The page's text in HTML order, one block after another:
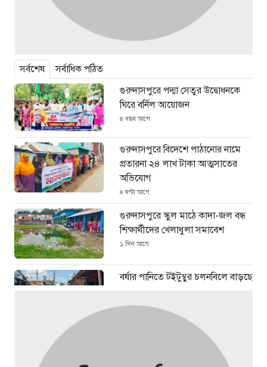
সর্বশেষ
সর্বাধিক পঠিত
গুরুদাসপুরে পদ্মা সেতুর উদ্বোধনকে
ঘিরে বর্নিল আয়োজন
৪ বছর আগে
গুরুদাসপুরে বিদেশে পাঠানোর নামে
প্রতারনা ২৪ লাখ টাকা আত্মসাতের
অভিযোগ
৪ ঘণ্টা আগে
গুরুদাসপুরে স্কুল মাঠে কাদা-জল বন্ধ
শিক্ষার্থীদের খেলাধুলা সমাবেশ
১ দিন আগে
বর্ষার পানিতে টইটুম্বুর চলনবিলে বাড়ছে
৩ দিন আগে
সিন্ডিকেটের কবজায় পাটের বাজার,